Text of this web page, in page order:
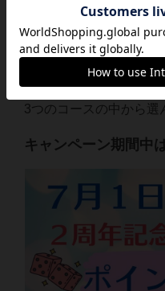
7月1日(土)～9日(日)の
に1回宝くじにチャレン
ボードゲームコース・
3つのコースの中から選
キャンペーン期間中